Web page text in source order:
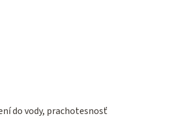
do vody, prachotesnosť